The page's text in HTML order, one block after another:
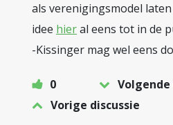
als verenigingsmodel
idee hieral eens tot in de
-Kissinger mag wel eens
0
Volgende
Vorige discussie